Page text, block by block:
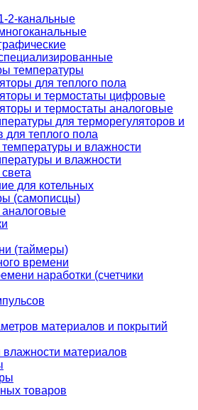
2-канальные
температуры
для теплого пола
и термостаты цифровые
и термостаты аналоговые
для терморегуляторов и
для теплого пола
температуры и влажности
и влажности
для котельных
(самописцы)
аналоговые
(таймеры)
времени
наработки (счетчики
материалов и покрытий
влажности материалов
товаров